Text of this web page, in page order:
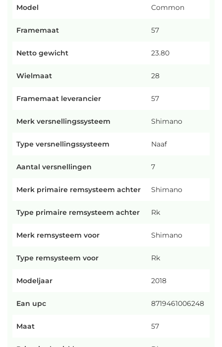
Model Common
Framemaat 57
Netto gewicht 23.80
Wielmaat 28
Framemaat leverancier 57
Merk versnellingssysteem Shimano
Type versnellingssysteem Naaf
Aantal versnellingen 7
Merk primaire remsysteem achter Shimano
Type primaire remsysteem achter Rk
Merk remsysteem voor Shimano
Type remsysteem voor Rk
Modeljaar 2018
Ean upc 8719461006248
Maat 57